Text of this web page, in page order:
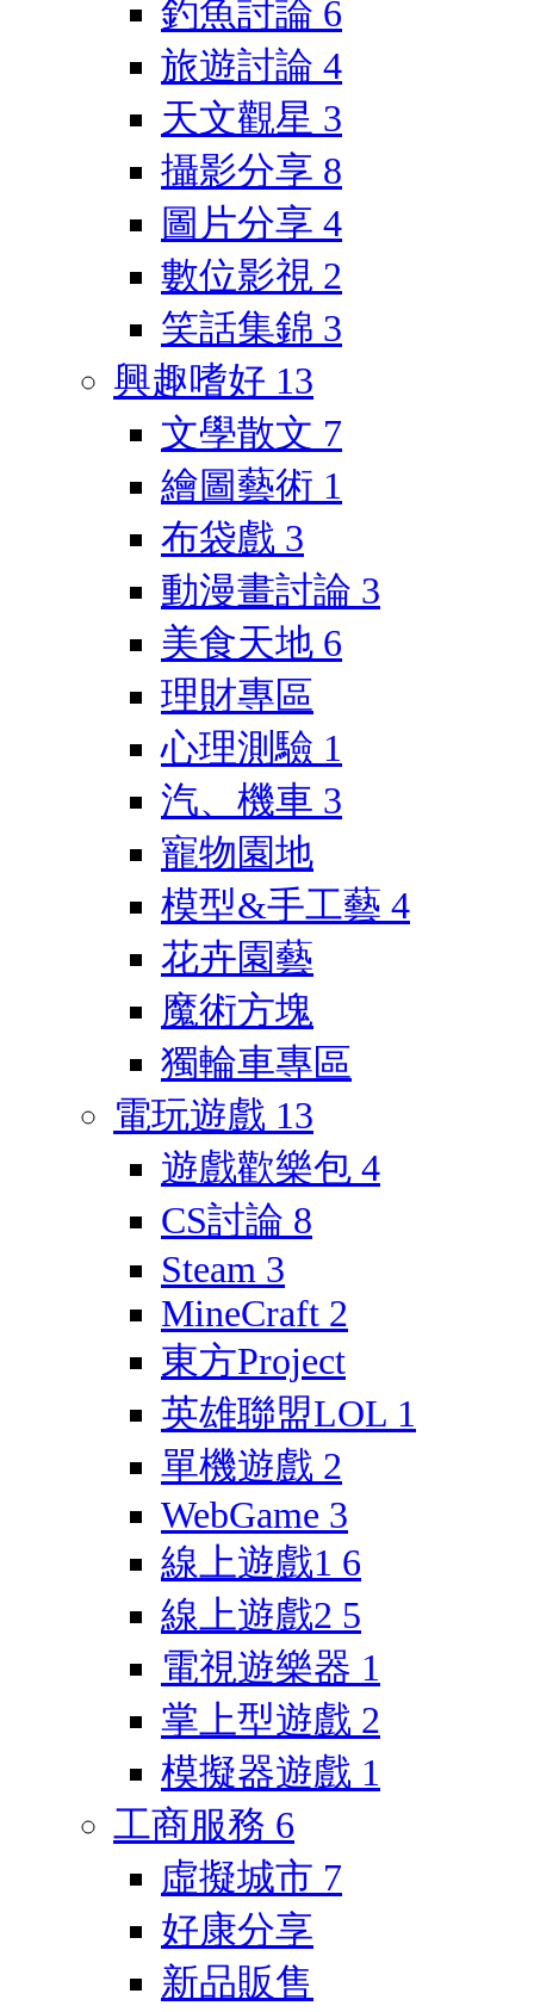
釣魚討論 6
旅遊討論 4
天文觀星 3
攝影分享 8
圖片分享 4
數位影視 2
笑話集錦 3
興趣嗜好 13
文學散文 7
繪圖藝術 1
布袋戲 3
動漫畫討論 3
美食天地 6
理財專區
心理測驗 1
汽、機車 3
寵物園地
模型&手工藝 4
花卉園藝
魔術方塊
獨輪車專區
電玩遊戲 13
遊戲歡樂包 4
CS討論 8
Steam 3
MineCraft 2
東方Project
英雄聯盟LOL 1
單機遊戲 2
WebGame 3
線上遊戲1 6
線上遊戲2 5
電視遊樂器 1
掌上型遊戲 2
模擬器遊戲 1
工商服務 6
虛擬城市 7
好康分享
新品販售